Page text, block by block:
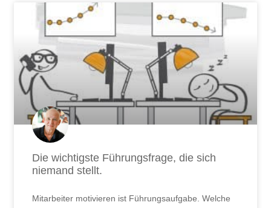
Die wichtigste Führungsfrage, die sich
niemand stellt.
Mitarbeiter motivieren ist Führungsaufgabe. Welche